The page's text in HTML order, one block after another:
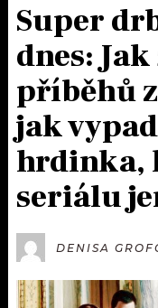
ČLÁNKY
AKTUÁLNĚ
HUDBA
ROZHOVORY
#NEBUDUDOMA
KALENDÁŘ
KVÍZY
PODCASTY
JAK NALADIT
RÁDIO
APLIKACE
PROGRAM
PLAYLIST
Super
dnes:
příběhů
jak
hrdinka,
seriálu
DENISA